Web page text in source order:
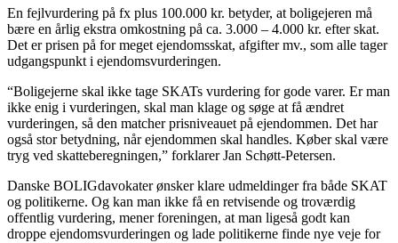
En fejlvurdering på fx plus 100.000 kr. betyder, at boligejeren må
bære en årlig ekstra omkostning på ca. 3.000 – 4.000 kr. efter skat.
Det er prisen på for meget ejendomsskat, afgifter mv., som alle tager
udgangspunkt i ejendomsvurderingen.
“Boligejerne skal ikke tage SKATs vurdering for gode varer. Er man
ikke enig i vurderingen, skal man klage og søge at få ændret
vurderingen, så den matcher prisniveauet på ejendommen. Det har
også stor betydning, når ejendommen skal handles. Køber skal være
tryg ved skatteberegningen,” forklarer Jan Schøtt-Petersen.
Danske BOLIGdavokater ønsker klare udmeldinger fra både SKAT
og politikerne. Og kan man ikke få en retvisende og troværdig
offentlig vurdering, mener foreningen, at man ligeså godt kan
droppe ejendomsvurderingen og lade politikerne finde nye veje for